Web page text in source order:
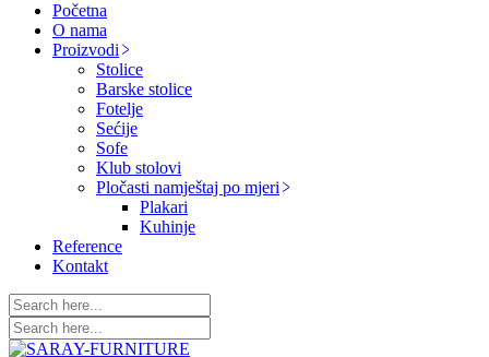
Početna
O nama
Proizvodi
Stolice
Barske stolice
Fotelje
Sećije
Sofe
Klub stolovi
Pločasti namještaj po mjeri
Plakari
Kuhinje
Reference
Kontakt